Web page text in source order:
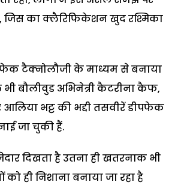
जिस का क्लैरिफिकेशन खुद रश्मिका
टैक्नोलौजी के माध्यम से बनाया
बौलीवुड अभिनेत्री कैटरीना कैफ,
भट्ट की भद्दी तसवीरें डीपफेक
जा चुकी हैं.
दिखता है उतना ही खतरनाक भी
को ही निशाना बनाया जा रहा है